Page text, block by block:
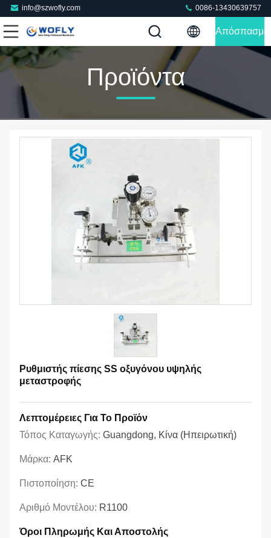
info@szwofly.com 0086-13430639757
Απόσπασμα
Προϊόντα
Ρυθμιστής πίεσης SS οξυγόνου υψηλής
μεταστροφής
Λεπτομέρειες Για Το Προϊόν
Τόπος Καταγωγής: Guangdong, Κίνα (Ηπειρωτική)
Μάρκα: AFK
Πιστοποίηση: CE
Αριθμό Μοντέλου: R1100
Όροι Πληρωμής Και Αποστολής